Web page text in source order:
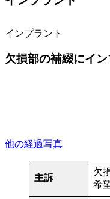
インプラント
欠損部の補綴にイ
他の経過写真
主訴
欠
希